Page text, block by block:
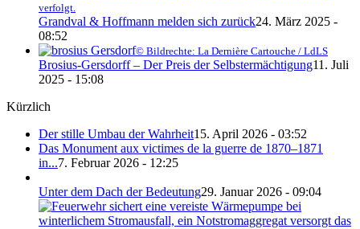
verfolgt.
Grandval & Hoffmann melden sich zurück24. März 2025 -
08:52
© Bildrechte: La Dernière Cartouche / LdLS
Brosius-Gersdorff – Der Preis der Selbstermächtigung11. Juli
2025 - 15:08
Kürzlich
Der stille Umbau der Wahrheit15. April 2026 - 03:52
Das Monument aux victimes de la guerre de 1870–1871
in...7. Februar 2026 - 12:25
Unter dem Dach der Bedeutung29. Januar 2026 - 09:04